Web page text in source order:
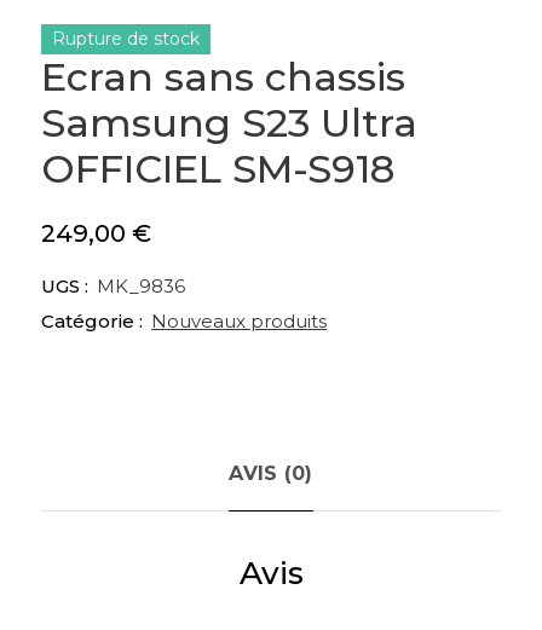
Ecran sans chassis
Samsung S23 Ultra
OFFICIEL SM-S918
249,00 €
Rupture de stock
UGS : MK_9836
Catégorie : Nouveaux produits
AVIS (0)
Avis